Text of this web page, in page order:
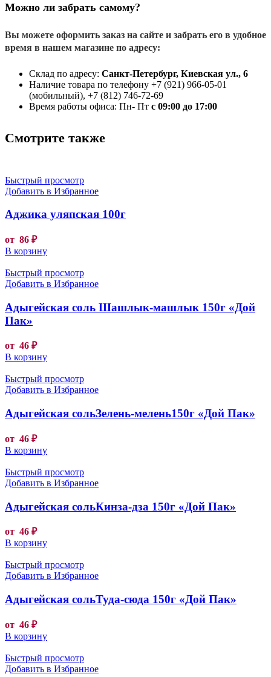
Можно ли забрать самому?
Вы можете оформить заказ на сайте и забрать его в удобное
время в нашем магазине по адресу:
Склад по адресу: Санкт-Петербург, Киевская ул., 6
Наличие товара по телефону +7 (921) 966-05-01
(мобильный), +7 (812) 746-72-69
Время работы офиса: Пн- Пт с 09:00 до 17:00
Смотрите также
Быстрый просмотр
Добавить в Избранное
Аджика уляпская 100г
от 86 ₽
В корзину
Быстрый просмотр
Добавить в Избранное
Адыгейская соль Шашлык-машлык 150г «Дой
Пак»
от 46 ₽
В корзину
Быстрый просмотр
Добавить в Избранное
Адыгейская сольЗелень-мелень150г «Дой Пак»
от 46 ₽
В корзину
Быстрый просмотр
Добавить в Избранное
Адыгейская сольКинза-дза 150г «Дой Пак»
от 46 ₽
В корзину
Быстрый просмотр
Добавить в Избранное
Адыгейская сольТуда-сюда 150г «Дой Пак»
от 46 ₽
В корзину
Быстрый просмотр
Добавить в Избранное